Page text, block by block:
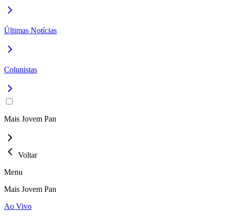
Últimas Notícias
Colunistas
Mais Jovem Pan
Voltar
Menu
Mais Jovem Pan
Ao Vivo